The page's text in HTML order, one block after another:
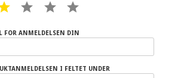
3 STAR4 STAR5 STAR
FOR ANMELDELSEN DIN
I FELTET UNDER